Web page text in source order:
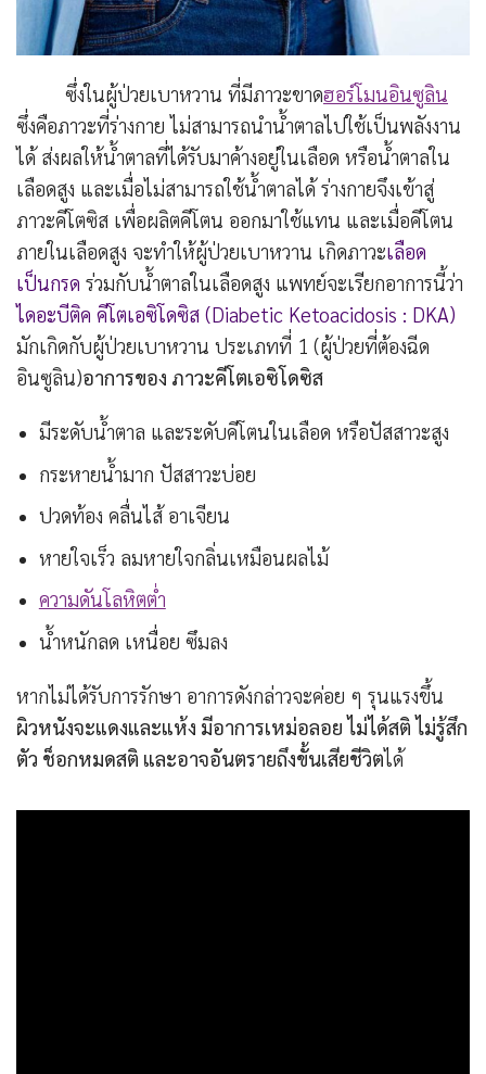
ซึ่งในผู้ป่วยเบาหวาน ที่มีภาวะขาดฮอร์โมนอินซูลิน
ซึ่งคือภาวะที่ร่างกาย ไม่สามารถนำน้ำตาลไปใช้เป็นพลังงาน
ได้ ส่งผลให้น้ำตาลที่ได้รับมาค้างอยู่ในเลือด หรือน้ำตาลใน
เลือดสูง และเมื่อไม่สามารถใช้น้ำตาลได้ ร่างกายจึงเข้าสู่
ภาวะคีโตซิส เพื่อผลิตคีโตน ออกมาใช้แทน และเมื่อคีโตน
ภายในเลือดสูง จะทำให้ผู้ป่วยเบาหวาน เกิดภาวะเลือด
เป็นกรด ร่วมกับน้ำตาลในเลือดสูง แพทย์จะเรียกอาการนี้ว่า
ไดอะบีติค คีโตเอซิโดซิส (Diabetic Ketoacidosis : DKA)
มักเกิดกับผู้ป่วยเบาหวาน ประเภทที่ 1 (ผู้ป่วยที่ต้องฉีด
อินซูลิน)อาการของ ภาวะคีโตเอซิโดซิส
มีระดับน้ำตาล และระดับคีโตนในเลือด หรือปัสสาวะสูง
กระหายน้ำมาก ปัสสาวะบ่อย
ปวดท้อง คลื่นไส้ อาเจียน
หายใจเร็ว ลมหายใจกลิ่นเหมือนผลไม้
ความดันโลหิตต่ำ
น้ำหนักลด เหนื่อย ซึมลง
หากไม่ได้รับการรักษา อาการดังกล่าวจะค่อย ๆ รุนแรงขึ้น
ผิวหนังจะแดงและแห้ง มีอาการเหม่อลอย ไม่ได้สติ ไม่รู้สึก
ตัว ช็อกหมดสติ และอาจอันตรายถึงขั้นเสียชีวิตได้